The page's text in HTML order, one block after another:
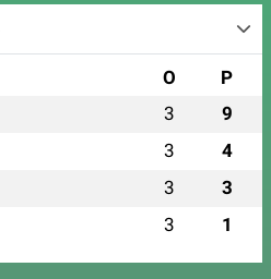
O P
3 9
3 4
3 3
3 1